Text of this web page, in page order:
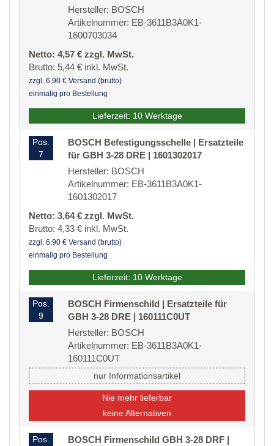
Hersteller: BOSCH
Artikelnummer: EB-3611B3A0K1-
1600703034
Netto: 4,57 € zzgl. MwSt.
Brutto: 5,44 € inkl. MwSt.
zzgl. 6,90 € Versand (brutto)
einmalig pro Bestellung
Lieferzeit: 10 Werktage
Pos.
7
BOSCH Befestigungsschelle | Ersatzteile
für GBH 3-28 DRE | 1601302017
Hersteller: BOSCH
Artikelnummer: EB-3611B3A0K1-
1601302017
Netto: 3,64 € zzgl. MwSt.
Brutto: 4,33 € inkl. MwSt.
zzgl. 6,90 € Versand (brutto)
einmalig pro Bestellung
Lieferzeit: 10 Werktage
Pos.
9
BOSCH Firmenschild | Ersatzteile für
GBH 3-28 DRE | 160111C0UT
Hersteller: BOSCH
Artikelnummer: EB-3611B3A0K1-
160111C0UT
nur Informationsartikel
Nie mehr lieferbar
keine Alternativen
Pos.
BOSCH Firmenschild GBH 3-28 DRF |